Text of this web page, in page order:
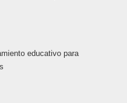
educativo para